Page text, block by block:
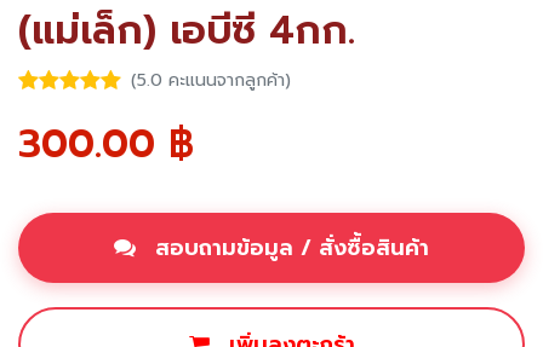
(แม่เล็ก) เอบีซี 4กก.
(5.0 คะแนนจากลูกค้า)
300.00 ฿
สอบถามข้อมูล / สั่งซื้อสินค้า